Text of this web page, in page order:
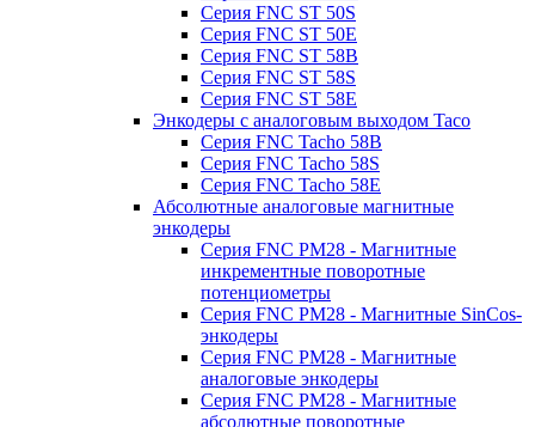
Серия FNC ST 50S
Серия FNC ST 50E
Серия FNC ST 58B
Серия FNC ST 58S
Серия FNC ST 58E
Энкодеры с аналоговым выходом Taco
Серия FNC Tacho 58B
Серия FNC Tacho 58S
Серия FNC Tacho 58E
Абсолютные аналоговые магнитные
энкодеры
Серия FNC PM28 - Магнитные
инкрементные поворотные
потенциометры
Серия FNC PM28 - Магнитные SinCos-
энкодеры
Серия FNC PM28 - Магнитные
аналоговые энкодеры
Серия FNC PM28 - Магнитные
абсолютные поворотные